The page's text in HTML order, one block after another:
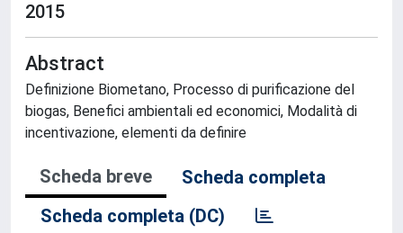
2015
Abstract
Definizione Biometano, Processo di purificazione del
biogas, Benefici ambientali ed economici, Modalità di
incentivazione, elementi da definire
Scheda breve
Scheda completa
Scheda completa (DC)